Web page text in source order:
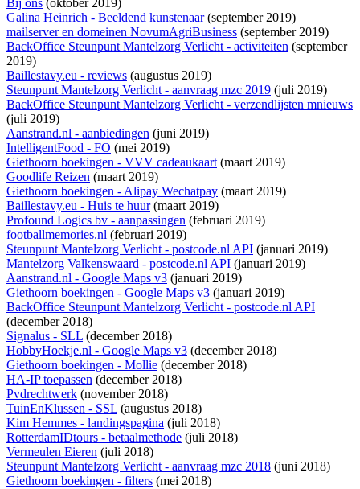
Bij ons (oktober 2019)
Galina Heinrich - Beeldend kunstenaar(september 2019)
mailserver en domeinen NovumAgriBusiness (september 2019)
BackOffice Steunpunt Mantelzorg Verlicht - activiteiten (september
2019)
Baillestavy.eu - reviews (augustus 2019)
Steunpunt Mantelzorg Verlicht - aanvraag mzc 2019 (juli 2019)
BackOffice Steunpunt Mantelzorg Verlicht - verzendlijsten mnieuws
(juli 2019)
Aanstrand.nl - aanbiedingen (juni 2019)
IntelligentFood - FO (mei 2019)
Giethoorn boekingen - VVV cadeaukaart(maart 2019)
Goodlife Reizen (maart 2019)
Giethoorn boekingen - Alipay Wechatpay (maart 2019)
Baillestavy.eu - Huis te huur(maart 2019)
Profound Logics bv - aanpassingen (februari 2019)
footballmemories.nl (februari 2019)
Steunpunt Mantelzorg Verlicht - postcode.nl API (januari 2019)
Mantelzorg Valkenswaard - postcode.nl API (januari 2019)
Aanstrand.nl - Google Maps v3 (januari 2019)
Giethoorn boekingen - Google Maps v3 (januari 2019)
BackOffice Steunpunt Mantelzorg Verlicht - postcode.nl API
(december 2018)
Signalus - SLL (december 2018)
HobbyHoekje.nl - Google Maps v3 (december 2018)
Giethoorn boekingen - Mollie (december 2018)
HA-IP toepassen (december 2018)
Pvdrechtwerk (november 2018)
TuinEnKlussen - SSL (augustus 2018)
Kim Hemmes - landingspagina (juli 2018)
RotterdamIDtours - betaalmethode (juli 2018)
Vermeulen Eieren (juli 2018)
Steunpunt Mantelzorg Verlicht - aanvraag mzc 2018 (juni 2018)
Giethoorn boekingen - filters (mei 2018)